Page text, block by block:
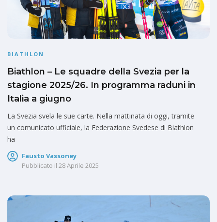
BIATHLON
Biathlon – Le squadre della Svezia per la
stagione 2025/26. In programma raduni in
Italia a giugno
La Svezia svela le sue carte. Nella mattinata di oggi, tramite
un comunicato ufficiale, la Federazione Svedese di Biathlon
ha
Fausto Vassoney
Pubblicato il 28 Aprile 2025